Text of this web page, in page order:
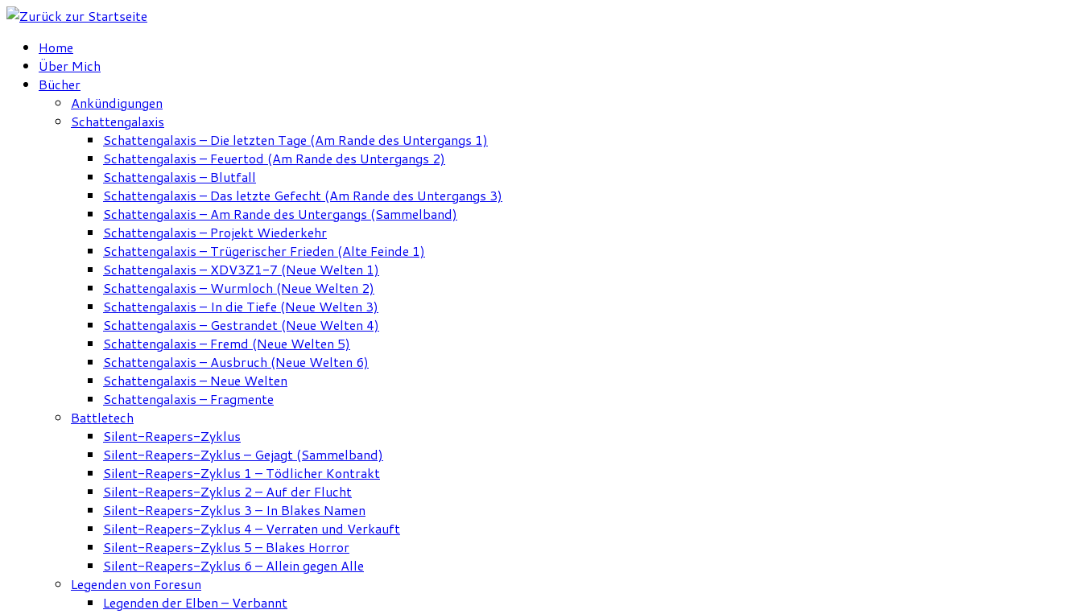
Zum
springenHome
Über Mich
Bücher
Ankündigungen
Schattengalaxis
Schattengalaxis – Die letzten Tage (Am Rande des Untergangs 1)
Schattengalaxis – Feuertod (Am Rande des Untergangs 2)
Schattengalaxis – Blutfall
Schattengalaxis – Das letzte Gefecht (Am Rande des Untergangs 3)
Schattengalaxis – Am Rande des Untergangs (Sammelband)
Schattengalaxis – Projekt Wiederkehr
Schattengalaxis – Trügerischer Frieden (Alte Feinde 1)
Schattengalaxis – XDV3Z1-7 (Neue Welten 1)
Schattengalaxis – Wurmloch (Neue Welten 2)
Schattengalaxis – In die Tiefe (Neue Welten 3)
Schattengalaxis – Gestrandet (Neue Welten 4)
Schattengalaxis – Fremd (Neue Welten 5)
Schattengalaxis – Ausbruch (Neue Welten 6)
Schattengalaxis – Neue Welten
Schattengalaxis – Fragmente
Battletech
Silent-Reapers-Zyklus
Silent-Reapers-Zyklus – Gejagt (Sammelband)
Silent-Reapers-Zyklus 1 – Tödlicher Kontrakt
Silent-Reapers-Zyklus 2 – Auf der Flucht
Silent-Reapers-Zyklus 3 – In Blakes Namen
Silent-Reapers-Zyklus 4 – Verraten und Verkauft
Silent-Reapers-Zyklus 5 – Blakes Horror
Silent-Reapers-Zyklus 6 – Allein gegen Alle
Legenden von Foresun
Legenden der Elben – Verbannt